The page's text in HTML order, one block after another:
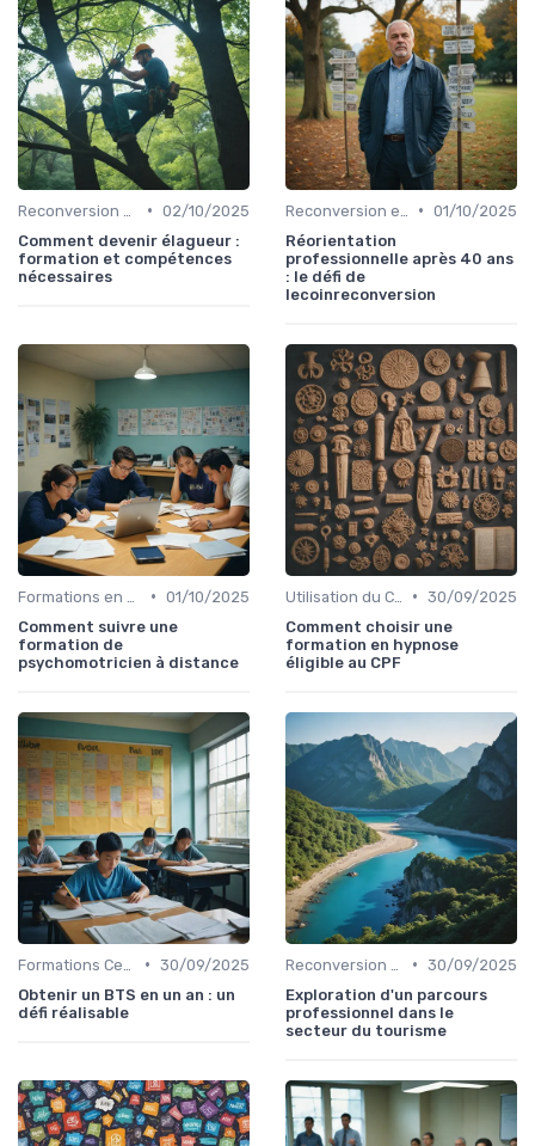
• 02/10/2025
Comment devenir élagueur :
formation et compétences
nécessaires
• 01/10/2025
Réorientation
professionnelle après 40 ans
: le défi de
lecoinreconversion
• 01/10/2025
Comment suivre une
formation de
psychomotricien à distance
• 30/09/2025
Comment choisir une
formation en hypnose
éligible au CPF
• 30/09/2025
Obtenir un BTS en un an : un
défi réalisable
• 30/09/2025
Exploration d'un parcours
professionnel dans le
secteur du tourisme